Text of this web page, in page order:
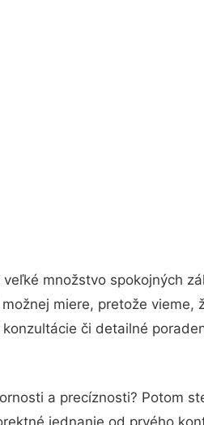
množstvo spokojných
miere, pretože vieme,
či detailné
a precíznosti? Potom
jednanie od prvého